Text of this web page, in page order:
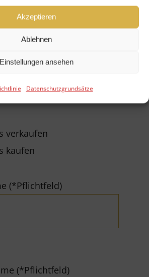
Akzeptieren
Ablehnen
Einstellungen ansehen
Datenschutzgrundsätze
Sie gern unser
– wir melden uns
verkaufen
kaufen
(*Pflichtfeld)
(*Pflichtfeld)